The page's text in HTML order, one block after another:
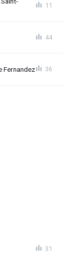
11
44
Fernandez 36
31